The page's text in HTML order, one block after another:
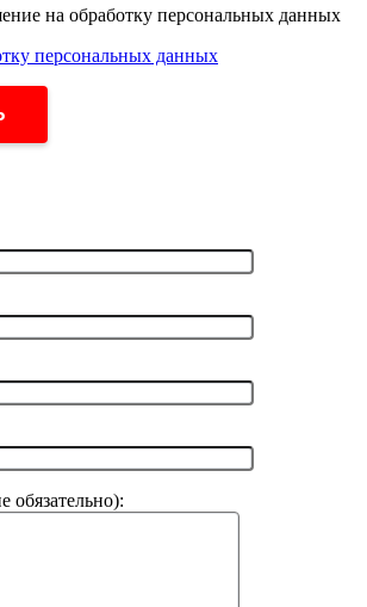
на обработку персональных данных
персональных данных
обязательно):